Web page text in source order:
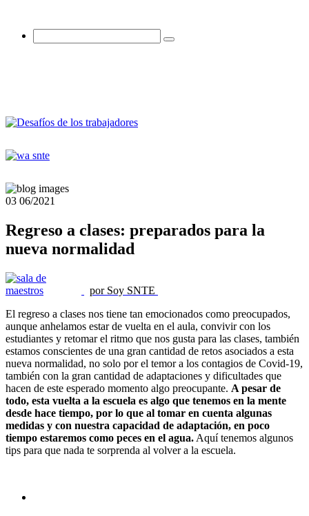
03 06/2021
Regreso a clases: preparados para la
nueva normalidad
por Soy SNTE
El regreso a clases nos tiene tan emocionados como preocupados,
aunque anhelamos estar de vuelta en el aula, convivir con los
estudiantes y retomar el ritmo que nos gusta para las clases, también
estamos conscientes de una gran cantidad de retos asociados a esta
nueva normalidad, no solo por el temor a los contagios de Covid-19,
también con la gran cantidad de adaptaciones y dificultades que
hacen de este esperado momento algo preocupante. A pesar de
todo, esta vuelta a la escuela es algo que tenemos en la mente
desde hace tiempo, por lo que al tomar en cuenta algunas
medidas y con nuestra capacidad de adaptación, en poco
tiempo estaremos como peces en el agua. Aquí tenemos algunos
tips para que nada te sorprenda al volver a la escuela.